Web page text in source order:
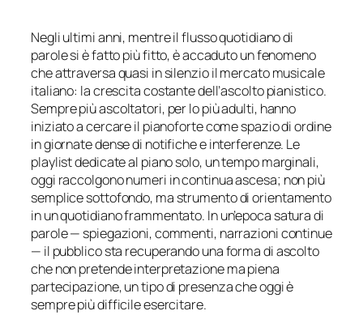
Negli ultimi anni, mentre il flusso quotidiano di
parole si è fatto più fitto, è accaduto un fenomeno
che attraversa quasi in silenzio il mercato musicale
italiano: la crescita costante dell’ascolto pianistico.
Sempre più ascoltatori, per lo più adulti, hanno
iniziato a cercare il pianoforte come spazio di ordine
in giornate dense di notifiche e interferenze. Le
playlist dedicate al piano solo, un tempo marginali,
oggi raccolgono numeri in continua ascesa; non più
semplice sottofondo, ma strumento di orientamento
in un quotidiano frammentato. In un’epoca satura di
parole — spiegazioni, commenti, narrazioni continue
— il pubblico sta recuperando una forma di ascolto
che non pretende interpretazione ma piena
partecipazione, un tipo di presenza che oggi è
sempre più difficile esercitare.